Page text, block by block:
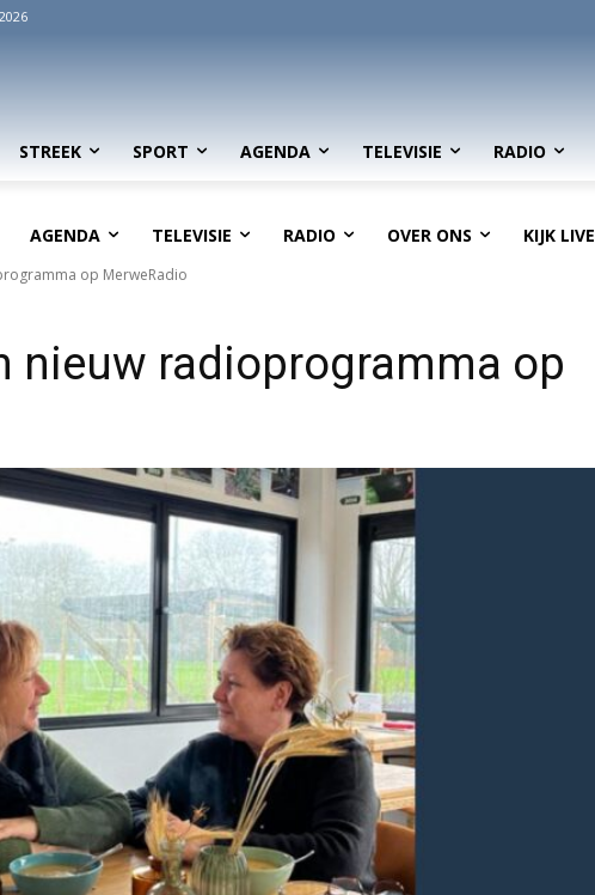
STREEK SPORT AGENDA TELEVISIE RADIO
AGENDA TELEVISIE RADIO OVER ONS KIJK LIVE
op MerweRadio
nieuw radioprogramma op